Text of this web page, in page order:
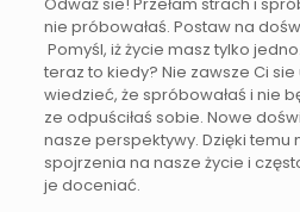
nie próbowałaś. Postaw na
Pomyśl, iż życie masz tylko
teraz to kiedy? Nie zawsze Ci
wiedzieć, że spróbowałaś i nie
ze odpuściłaś sobie. Nowe
nasze perspektywy. Dzięki
spojrzenia na nasze życie i
je doceniać.